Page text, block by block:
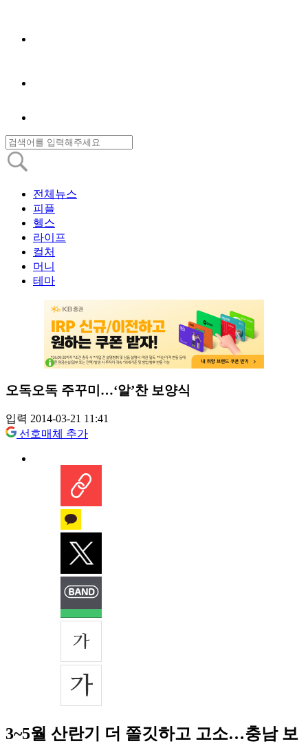
전체뉴스
피플
헬스
라이프
컬처
머니
테마
오독오독 주꾸미…‘알’찬 보양식
입력 2014-03-21 11:41
선호매체 추가
3~5월 산란기 더 쫄깃하고 고소…충남 보